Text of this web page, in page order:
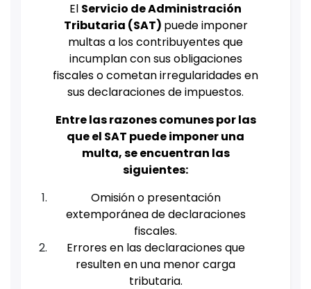
El Servicio de Administración
Tributaria (SAT) puede imponer
multas a los contribuyentes que
incumplan con sus obligaciones
fiscales o cometan irregularidades en
sus declaraciones de impuestos.
Entre las razones comunes por las
que el SAT puede imponer una
multa, se encuentran las
siguientes:
Omisión o presentación
extemporánea de declaraciones
fiscales.
Errores en las declaraciones que
resulten en una menor carga
tributaria.